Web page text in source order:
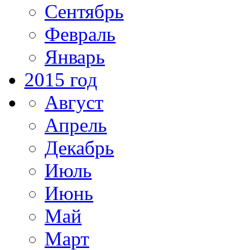
Сентябрь
Февраль
Январь
2015 год
Август
Апрель
Декабрь
Июль
Июнь
Май
Март